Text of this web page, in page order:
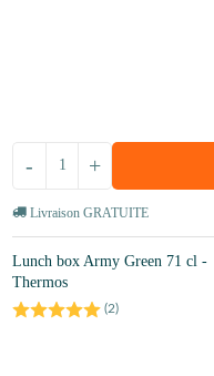
+
-
Livraison GRATUITE
Lunch box Army Green 71 cl -
Thermos
(2)